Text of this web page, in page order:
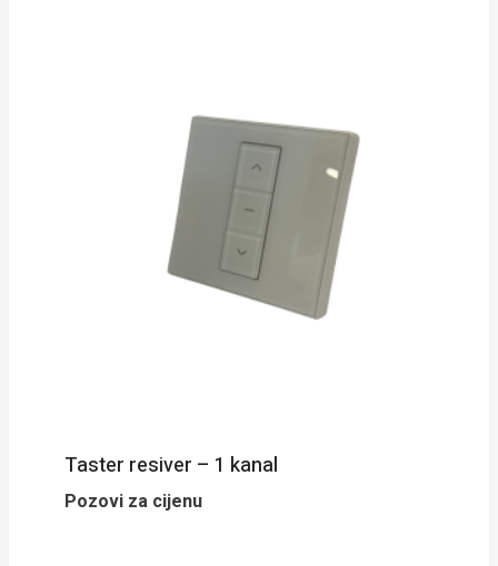
Taster resiver – 1 kanal
Pozovi za cijenu